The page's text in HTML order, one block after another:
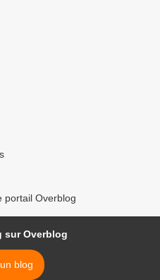
portail Overblog
sur Overblog
blog